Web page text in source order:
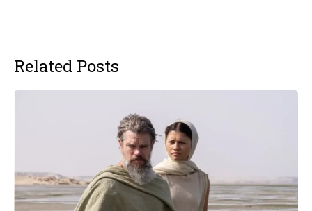
Related Posts